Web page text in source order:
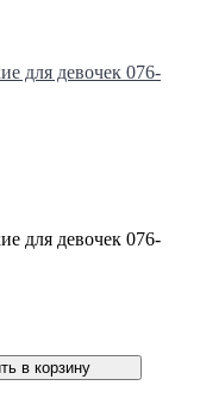
для девочек 076-
для девочек 076-